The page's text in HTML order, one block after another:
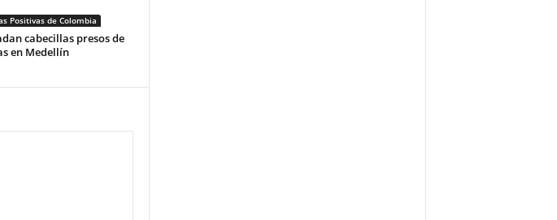
Positivas de Colombia
cabecillas presos de
en Medellín